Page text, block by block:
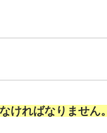
ければなりません。